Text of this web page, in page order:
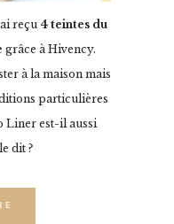
reçu 4 teintes du
grâce à Hivency.
à la maison mais
particulières
Liner est-il aussi
dit ?